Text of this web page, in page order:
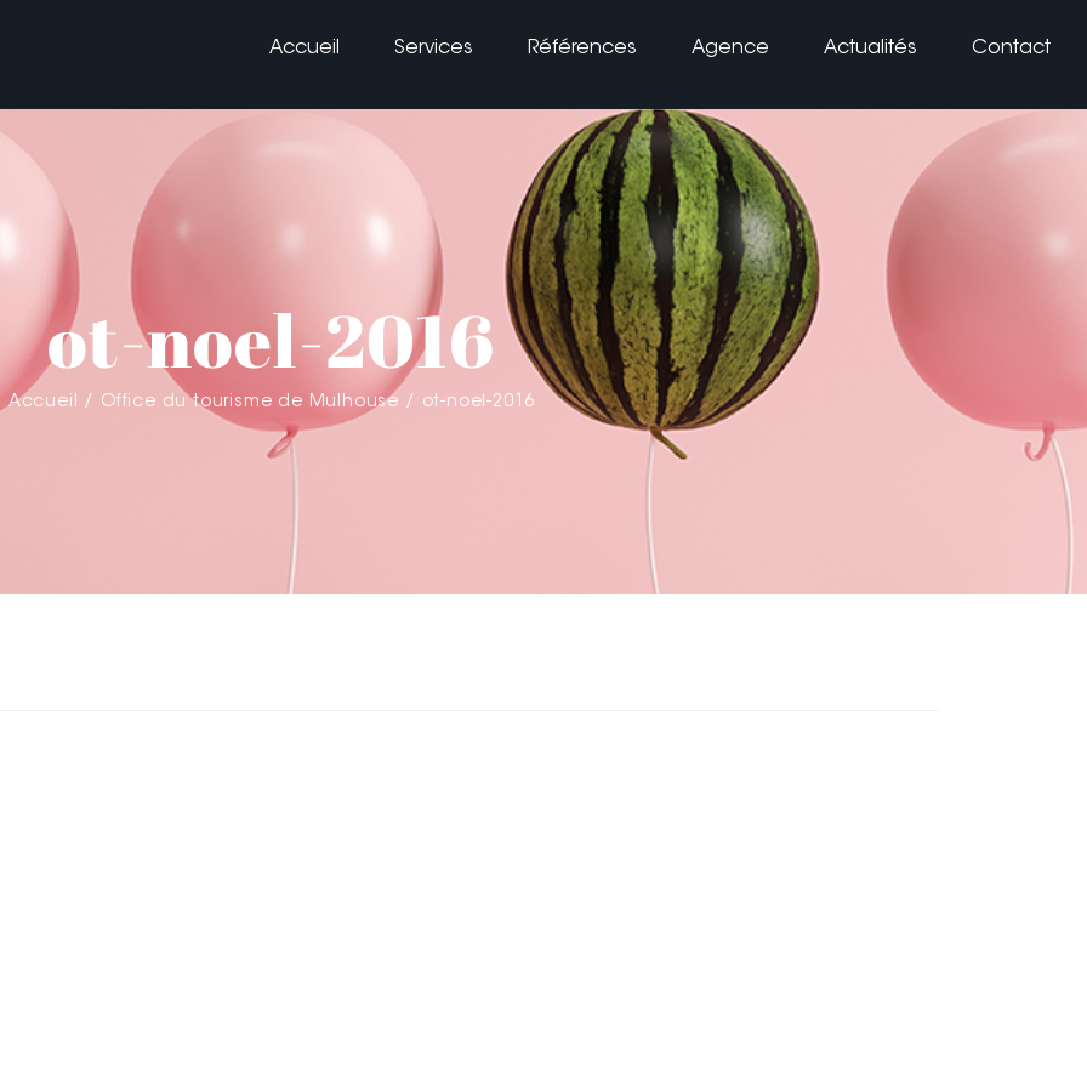
Accueil Services Références Agence Actualités Contact
ot-noel-2016
Accueil Office du tourisme de Mulhouse ot-noel-2016